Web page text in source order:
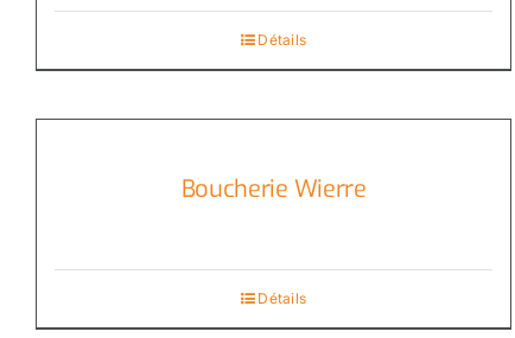
Détails
Boucherie Wierre
Détails